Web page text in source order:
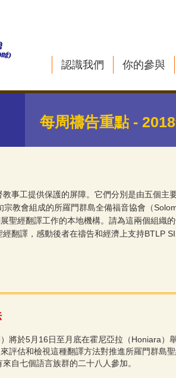
認識我們 你的參與
每周禱告重點 -
事工提供保護的屏障。它們分別是由五個主
宗教會組成的所羅門群島全備福音協會（
展聖經翻譯工作的本地機構。請為這兩個組
翻譯，感動後者在禱告和經濟上支持BTLP SI
）將於5月16日至月底在霍尼亞拉（Honiara
評估和檢視這種翻譯方法對推進所羅門群島
自七個語言族群的二十八人參加。